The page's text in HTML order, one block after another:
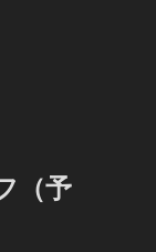
×江頭摩耶 葦と弦のル
（予